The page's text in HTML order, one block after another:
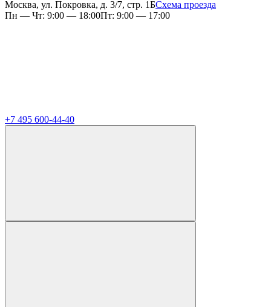
Москва, ул. Покровка, д. 3/7, стр. 1БСхема проезда
Пн — Чт: 9:00 — 18:00Пт: 9:00 — 17:00
+7 495 600-44-40